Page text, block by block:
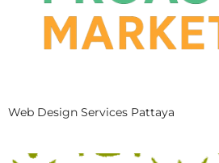
Web Design Services Pattaya